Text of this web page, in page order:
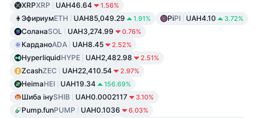
XRPXRP UAH46.64 1.56%
ЭфириумETH UAH85,049.29 1.91% PiPI UAH4.10 3.72%
СоланаSOL UAH3,274.99 0.76%
КарданоADA UAH8.45 2.52%
HyperliquidHYPE UAH2,482.98 2.51%
ZcashZEC UAH22,410.54 2.97%
HeimaHEI UAH19.34 156.69%
Шиба інуSHIB UAH0.0002117 3.10%
Pump.funPUMP UAH0.1036 6.03%